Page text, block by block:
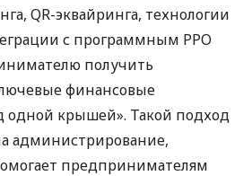
QR-эквайринга, технологии
с программным РРО
получить
финансовые
одной крышей». Такой подход
администрирование,
предпринимателям